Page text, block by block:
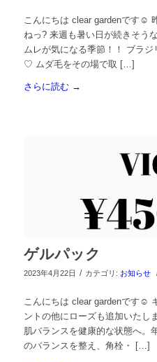
こんにちは clear gardenです☺︎
ねっ? 来週も暑い日が続きそう
ムレが気になる季節！！ ブラ
♡ ムダ毛をその場で取 […]
さらに読む→
ゲルパック
2023年4月22日 / カテゴリ: お知らせ
こんにちは clear gardenです☺︎
ントの他にローズも追加いた
肌バランスを健康的な状態へ。
のバランスを整え、角栓・ […]